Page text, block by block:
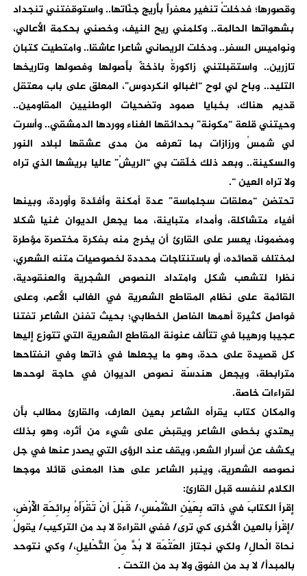
وقصورها؛ فدخلتُ تنغير معفراً بأريج جنّاتها.. واستوقفتني تنجداد
بشهواتها الحالمة.. وكلمني ريح النيف، وخصني بحكمة الأعالي،
ونواميس السفر.. ودخلت الريصاني شاعرا عاشقا.. وامتطيت كتبان
تازرين.. واستقبلتني زاكورةُ باذخةً بأصولها وفصولها وتاريخها
التليد.. وباح لي لوح “اغبالو انكردوس”، المعلق على باب معتقل
قديم هناك، بخبايا صمود وتضحيات الوطنيين المقاومين..
وحيتني قلعة “مكونة” بحدائقها الغناء ووردها الدمشقي.. وأسرت
لي شمسُ ورزازات بما تعرفه من مدى عشقها لبلاد النور
والسكينة.. وبعد ذلك خلّقت بي “الريشُ” عاليا بريشها الذي تراه
ولا تراه العين “.
تحتضن “معلقات سجلماسة” عدة أمكنة وأفئدة وأوردة، وبينها
أفياء متشاكلة، وأمداء متباينة، مما يجعل الديوان غنيا شكلا
ومضمونا، يعسر على القارئ أن يخرج منه بفكرة مختصرة مؤطرة
لمختلف قصائده، أو باستنتاجات محددة لخصوصيات متنه الشعري،
نظرا لتشعب شكل وامتداد النصوص الشجرية والعنقودية،
القائمة على نظام المقاطع الشعرية في الغالب الأعم، وعلى
فواصل كثيرة أهمها الفاصل الخطابي؛ بحيث تفنن الشاعر تفتنا
عجيبا ورهيبا في تتألف عنونة المقاطع الشعرية التي تتوزع إليها
كل قصيدة على حدة، وهو ما يجعلها في ذاتها وفي انفتاحها
مترابطة، ويجعل هندسَة نصوص الديوان في حاجة لوحدها
لقراءات خاصة.
والمكان كتاب يقرأه الشاعر بعين العارف، والقارئ مطالب بأن
يهتدي بخطى الشاعر ويقبض على شيء من أثره، وهو بذلك
يكشف عن أسرار الشعر، ويقف عند الرؤى التي يصدر عنها في جل
نصوصه الشعرية، وينبر الشاعر على هذا المعنى قائلا موجها
الكلام لنفسه قبل القارئ:
إقرأ الكتابَ في ذاته بِعَيْنِ الشَّمْسِ،/ قَبْلَ أنْ تَقْرَأَهُ بِرائِحَةِ الْأَرْضِ،
/إقْرأ بالعين الأخرى كي ترى/ ففي القراءة لا بد من التركيب/ يقولُ
نحاة الْحالِ/ ولكي نجتاز العَتْمَة لا بُدَّ مِنَ التَّحْليلِ،/ وكي نتوحد
بالمبدأ/ لا بد من الفوق ولا بد من التحت .